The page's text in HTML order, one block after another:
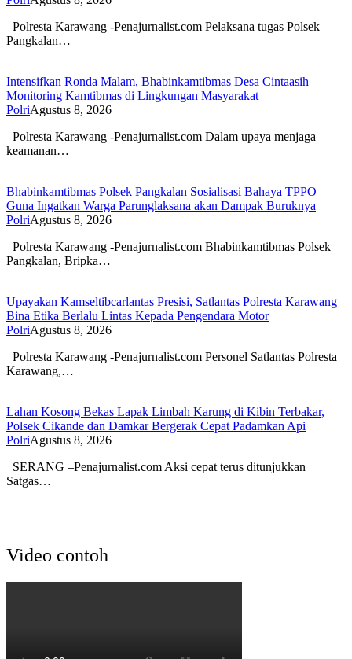
Polresta Karawang -Penajurnalist.com Pelaksana tugas Polsek
Pangkalan…
Intensifkan Ronda Malam, Bhabinkamtibmas Desa Cintaasih
Monitoring Kamtibmas di Lingkungan Masyarakat
PolriAgustus 8, 2026
Polresta Karawang -Penajurnalist.com Dalam upaya menjaga
keamanan…
Bhabinkamtibmas Polsek Pangkalan Sosialisasi Bahaya TPPO
Guna Ingatkan Warga Parunglaksana akan Dampak Buruknya
PolriAgustus 8, 2026
Polresta Karawang -Penajurnalist.com Bhabinkamtibmas Polsek
Pangkalan, Bripka…
Upayakan Kamseltibcarlantas Presisi, Satlantas Polresta Karawang
Bina Etika Berlalu Lintas Kepada Pengendara Motor
PolriAgustus 8, 2026
Polresta Karawang -Penajurnalist.com Personel Satlantas Polresta
Karawang,…
Lahan Kosong Bekas Lapak Limbah Karung di Kibin Terbakar,
Polsek Cikande dan Damkar Bergerak Cepat Padamkan Api
PolriAgustus 8, 2026
SERANG –Penajurnalist.com Aksi cepat terus ditunjukkan
Satgas…
Video contoh